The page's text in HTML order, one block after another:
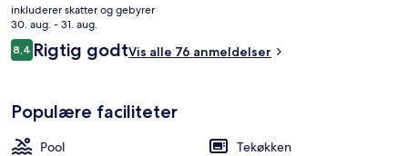
nuværende
pris
er
1.075 kr.
inkluderer skatter og gebyrer
30. aug. - 31. aug.
Anmeldelser
8,48,4 ud af 10.
Rigtig godtVis alle 76 anmeldelser
Populære faciliteter
Pool
Tekøkken